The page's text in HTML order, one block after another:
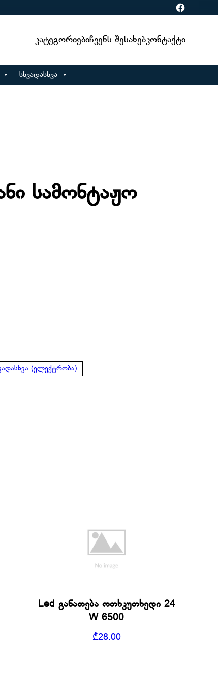
Facebook
ᲙატეგორიებიᲩვენს ᲨესახებᲙონტაქტი
სხვადასხვა
სამონტაჟო
(ელექტრობა)
Led განათება ოთხკუთხედი 24
W 6500
₾28.00